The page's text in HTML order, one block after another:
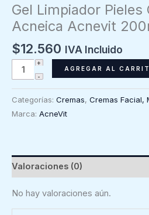
Gel Limpiador Pieles
Acneica Acnevit
$12.560 IVA Incluido
Gel
Limpiador
Grasa
200ml
cantidad
AGREGAR AL
Categorías: Cremas, Cremas Facial,
Marca: AcneVit
Valoraciones (0)
No hay valoraciones aún.